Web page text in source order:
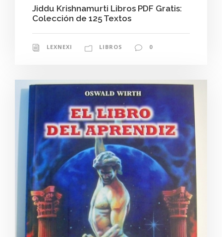
Jiddu Krishnamurti Libros PDF Gratis:
Colección de 125 Textos
LEXNEXI LIBROS 0